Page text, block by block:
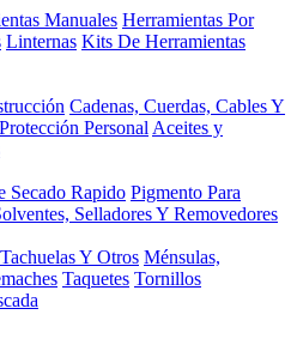
Manuales Herramientas Por
Linternas Kits De Herramientas
Cadenas, Cuerdas, Cables Y
Personal Aceites y
Secado Rapido Pigmento Para
Selladores Y Removedores
Y Otros Ménsulas,
Taquetes Tornillos